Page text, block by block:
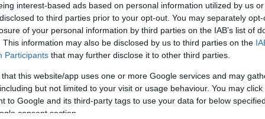
interest-based ads based on personal information utilized by us
to third parties prior to your opt-out. You may separately
of your personal information by third parties on the IAB’s list of
This information may also be disclosed by us to third parties on the
Participants that may further disclose it to other third parties.
that this website/app uses one or more Google services and may
but not limited to your visit or usage behaviour. You may
to Google and its third-party tags to use your data for below
consent section.
előadáshoz Sokszemközt címmel
is kapcsolódik. Az előadás születését
programban részt vevő csoportok: a
Iskola és Gimnázium 9., valamint a Patrona
10. osztálya. A diákok a próbák alatt
az alkotókkal, ennek eredményeképp a résztvevő
nyomot hagyhatnak az előadáson.